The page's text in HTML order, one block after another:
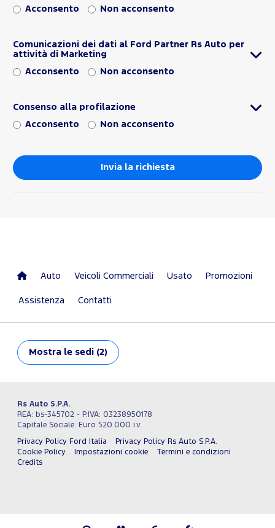
Acconsento Non acconsento
Comunicazioni dei dati al Ford Partner Rs Auto per
attività di Marketing
Acconsento Non acconsento
Consenso alla profilazione
Acconsento Non acconsento
Auto Veicoli Commerciali Usato Promozioni
Assistenza Contatti
Mostra le sedi (2)
Rs Auto S.P.A.
REA: bs-345702 - P.IVA: 03238950178
Capitale Sociale: Euro 520.000 i.v.
Privacy Policy Ford Italia
Privacy Policy Rs Auto S.P.A.
Cookie Policy
Impostazioni cookie
Termini e condizioni
Credits